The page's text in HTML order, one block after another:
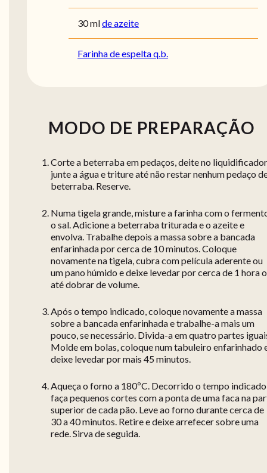
30mlde azeite
Farinha de espelta q.b.
MODO DE PREPARAÇÃO
Corte a beterraba em pedaços, deite no
junte a água e triture até não restar nenhum pedaço
beterraba. Reserve.
Numa tigela grande, misture a farinha com o
o sal. Adicione a beterraba triturada e o azeite e
envolva. Trabalhe depois a massa sobre a bancada
enfarinhada por cerca de 10 minutos. Coloque
novamente na tigela, cubra com película aderente ou
um pano húmido e deixe levedar por cerca de 1 hora
até dobrar de volume.
Após o tempo indicado, coloque novamente a massa
sobre a bancada enfarinhada e trabalhe-a mais um
pouco, se necessário. Divida-a em quatro partes
Molde em bolas, coloque num tabuleiro enfarinhado
deixe levedar por mais 45 minutos.
Aqueça o forno a 180ºC. Decorrido o tempo
faça pequenos cortes com a ponta de uma faca na
superior de cada pão. Leve ao forno durante cerca de
30 a 40 minutos. Retire e deixe arrefecer sobre uma
rede. Sirva de seguida.